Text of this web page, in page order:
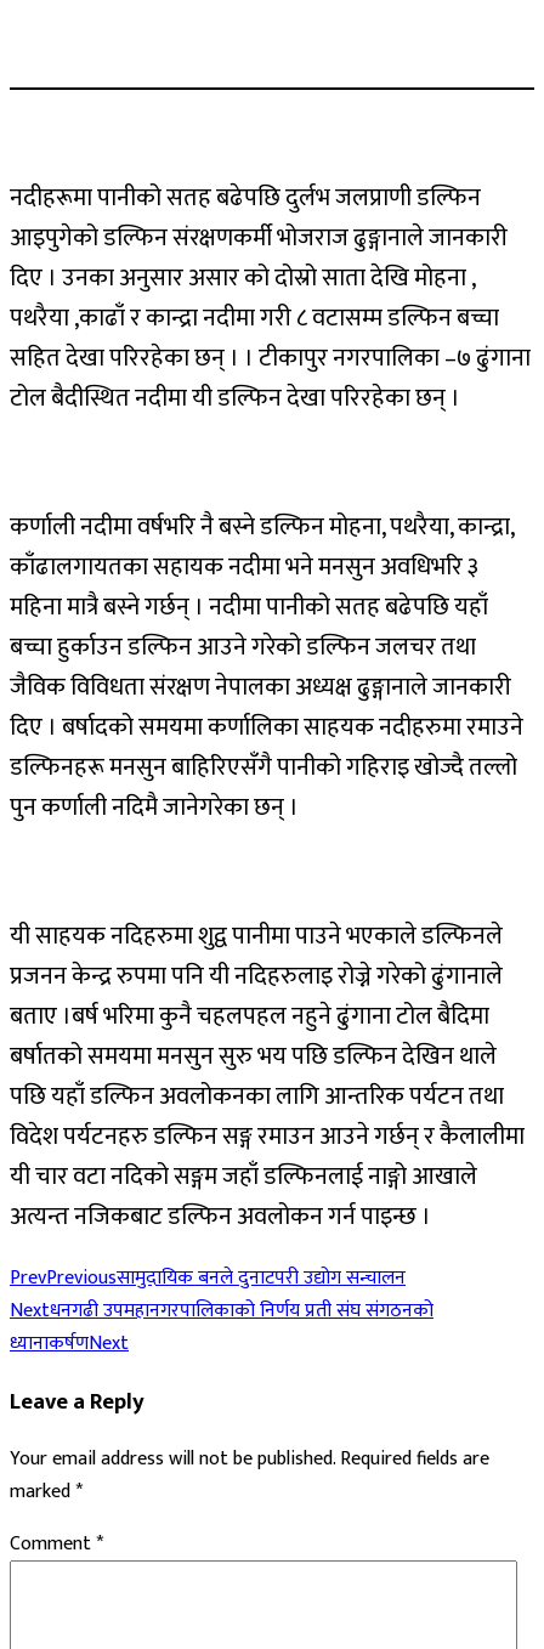
नदीहरूमा पानीको सतह बढेपछि दुर्लभ जलप्राणी डल्फिन
आइपुगेको डल्फिन संरक्षणकर्मी भोजराज ढुङ्गानाले जानकारी
दिए । उनका अनुसार असार को दोस्रो साता देखि मोहना ,
पथरैया ,काढाँ र कान्द्रा नदीमा गरी ८ वटासम्म डल्फिन बच्चा
सहित देखा परिरहेका छन् । । टीकापुर नगरपालिका –७ ढुंगाना
टोल बैदीस्थित नदीमा यी डल्फिन देखा परिरहेका छन् ।
कर्णाली नदीमा वर्षभरि नै बस्ने डल्फिन मोहना, पथरैया, कान्द्रा,
काँढालगायतका सहायक नदीमा भने मनसुन अवधिभरि ३
महिना मात्रै बस्ने गर्छन् । नदीमा पानीको सतह बढेपछि यहाँ
बच्चा हुर्काउन डल्फिन आउने गरेको डल्फिन जलचर तथा
जैविक विविधता संरक्षण नेपालका अध्यक्ष ढुङ्गानाले जानकारी
दिए । बर्षादको समयमा कर्णालिका साहयक नदीहरुमा रमाउने
डल्फिनहरू मनसुन बाहिरिएसँगै पानीको गहिराइ खोज्दै तल्लो
पुन कर्णाली नदिमै जानेगरेका छन् ।
यी साहयक नदिहरुमा शुद्व पानीमा पाउने भएकाले डल्फिनले
प्रजनन केन्द्र रुपमा पनि यी नदिहरुलाइ रोज्ने गरेको ढुंगानाले
बताए ।बर्ष भरिमा कुनै चहलपहल नहुने ढुंगाना टोल बैदिमा
बर्षातको समयमा मनसुन सुरु भय पछि डल्फिन देखिन थाले
पछि यहाँ डल्फिन अवलोकनका लागि आन्तरिक पर्यटन तथा
विदेश पर्यटनहरु डल्फिन सङ्ग रमाउन आउने गर्छन् र कैलालीमा
यी चार वटा नदिको सङ्गम जहाँ डल्फिनलाई नाङ्गो आखाले
अत्यन्त नजिकबाट डल्फिन अवलोकन गर्न पाइन्छ ।
PrevPreviousसामुदायिक बनले दुनाटपरी उद्योग सन्चालन
Nextधनगढी उपमहानगरपालिकाको निर्णय प्रती संघ संगठनको
ध्यानाकर्षणNext
Leave a Reply
Your email address will not be published.Required fields are
marked*
Comment*